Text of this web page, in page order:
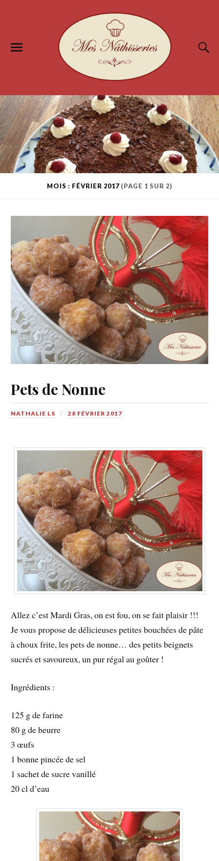
MOIS : FÉVRIER 2017 (PAGE 1 SUR 2)
Pets de Nonne
NATHALIE LS 28 FÉVRIER 2017
Allez c’est Mardi Gras, on est fou, on se fait plaisir !!!
Je vous propose de délicieuses petites bouchées de pâte
à choux frite, les pets de nonne… des petits beignets
sucrés et savoureux, un pur régal au goûter !
Ingrédients :
125 g de farine
80 g de beurre
3 œufs
1 bonne pincée de sel
1 sachet de sucre vanillé
20 cl d’eau